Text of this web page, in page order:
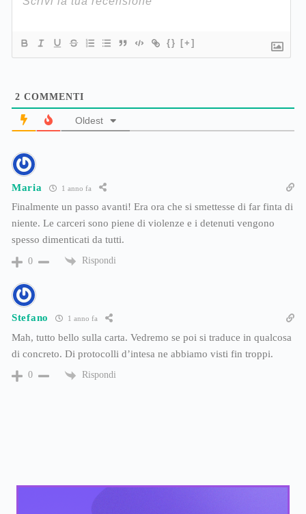
{} [+]
2 COMMENTI
Oldest
Maria 1 anno fa
Finalmente un passo avanti! Era ora che si smettesse di far finta di
niente. Le carceri sono piene di violenze e i detenuti vengono
spesso dimenticati da tutti.
0 Rispondi
Stefano 1 anno fa
Mah, tutto bello sulla carta. Vedremo se poi si traduce in qualcosa
di concreto. Di protocolli d’intesa ne abbiamo visti fin troppi.
0 Rispondi